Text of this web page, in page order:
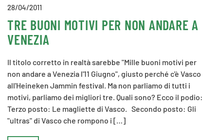
28/04/2011
TRE BUONI MOTIVI PER NON ANDARE A
VENEZIA
Il titolo corretto in realtà sarebbe "Mille buoni motivi per
non andare a Venezia l'11 Giugno", giusto perché c'è Vasco
all'Heineken Jammin festival. Ma non parliamo di tutti i
motivi, parliamo dei migliori tre. Quali sono? Ecco il podio:
Terzo posto: Le magliette di Vasco. Secondo posto: Gli
"ultras" di Vasco che rompono i […]